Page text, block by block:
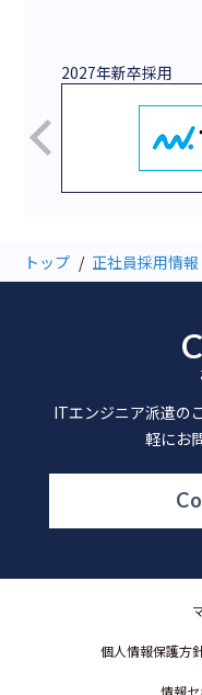
2027年新卒採用
トップ 正社員採用情報
ITエンジニア派遣の
軽にお
個人情報保護方